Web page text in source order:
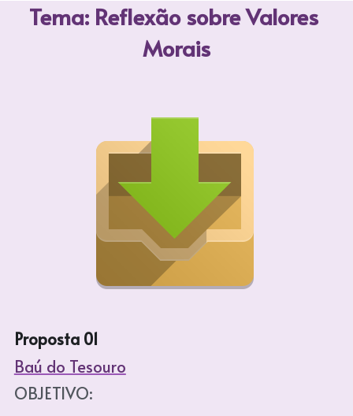
Tema: Reflexão sobre Valores
Morais
Proposta 01
Baú do Tesouro
OBJETIVO: